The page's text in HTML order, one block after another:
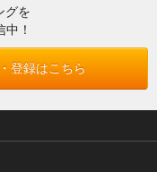
グを
！
登録はこちら